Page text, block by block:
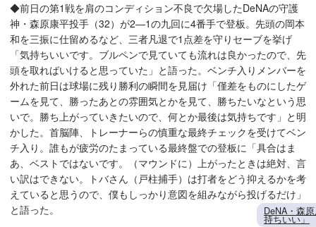
◆前日の第1戦を肩のコンディション不良で欠場したDeNAの守護
神・森原康平投手（32）が2―1の九回に4番手で登板。先頭の岡本
和を三振に仕留めるなど、三者凡退で1点差を守りセーブを挙げ
「気持ちいいです。ブルペンで見ていても流れは良かったので、先
頭を取ればいけると思っていた」と語った。ベンチ入りメンバーを
外れた前日は球場に残り勝利の瞬間を見届け「僅差をものにしたゲ
ームを見て、勝ったあとの雰囲気とかを見て、勝ちたいなという思
いで。勝ち上がっていきたいので、何とか最後は気持ちです」と明
かした。首脳陣、トレーナーらの慎重な最終チェックを受けてベン
チ入り。誰もが疲労のたまっている最終盤での登板に「具合はま
あ、ベストではないです。（マウンドに）上がったときは絶対、言
い訳はできない。トバさん（戸柱捕手）は打者をどう抑えるかを考
えていると思うので、僕もしっかり意図を組みながら投げるだけ」
と語った。
DeNA・森
持ちいい」